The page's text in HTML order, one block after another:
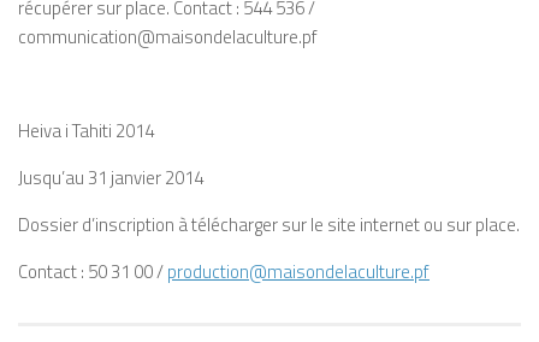
récupérer sur place. Contact : 544 536 /
communication@maisondelaculture.pf
Heiva i Tahiti 2014
Jusqu’au 31 janvier 2014
Dossier d’inscription à téléchargersur le site internetou sur place.
Contact : 50 31 00 /production@maisondelaculture.pf